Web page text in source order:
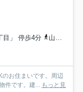
目」 停歩4分
山陽本線「西明石」駅 徒歩33分
のお住まいです。周辺
件です。建... もっと見